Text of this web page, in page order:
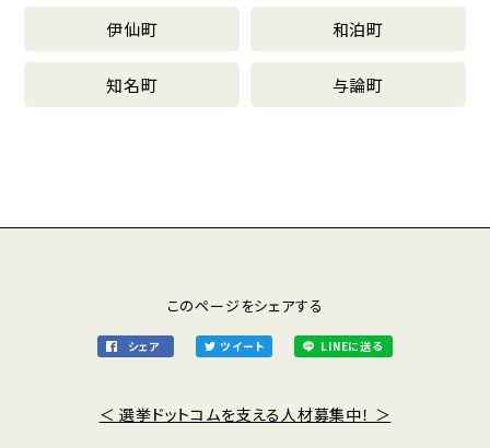
伊仙町 和泊町
知名町 与論町
このページをシェアする
シェア ツイート LINEに送る
＜ 選挙ドットコムを支える人材募集中！ ＞